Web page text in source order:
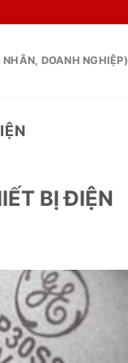
NHÂN, DOANH NGHIỆP)
BỊ ĐIỆN